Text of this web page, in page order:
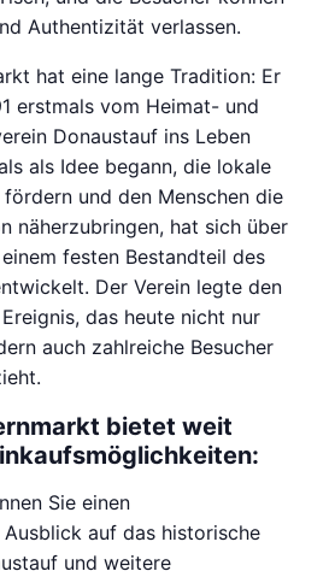
Authentizität verlassen.
hat eine lange Tradition: Er
erstmals vom Heimat- und
Donaustauf ins Leben
als Idee begann, die lokale
und den Menschen die
näherzubringen, hat sich über
festen Bestandteil des
Der Verein legte den
das heute nicht nur
auch zahlreiche Besucher
bietet weit
Sie einen
auf das historische
und weitere